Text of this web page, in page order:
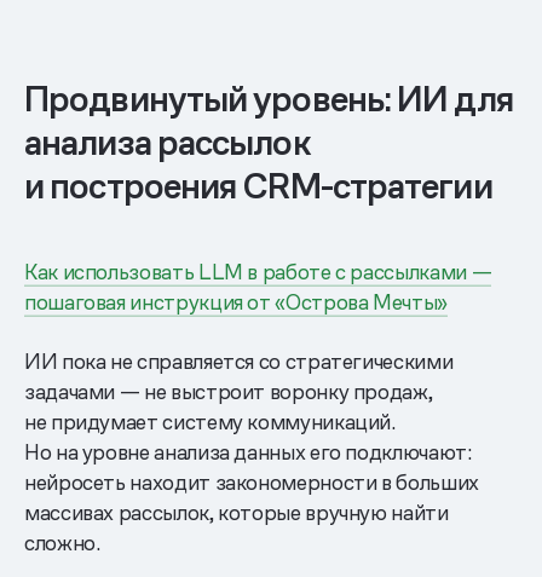
Продвинутый уровень: ИИ для
анализа рассылок
и построения CRM-стратегии
Как использовать LLM в работе с рассылками —
пошаговая инструкция от «Острова Мечты»
ИИ пока не справляется со стратегическими
задачами — не выстроит воронку продаж,
не придумает систему коммуникаций.
Но на уровне анализа данных его подключают:
нейросеть находит закономерности в больших
массивах рассылок, которые вручную найти
сложно.